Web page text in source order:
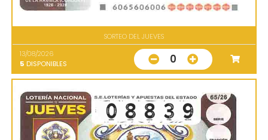
SORTEO DEL JUEVES
13/08/2026
5 DISPONIBLES 0